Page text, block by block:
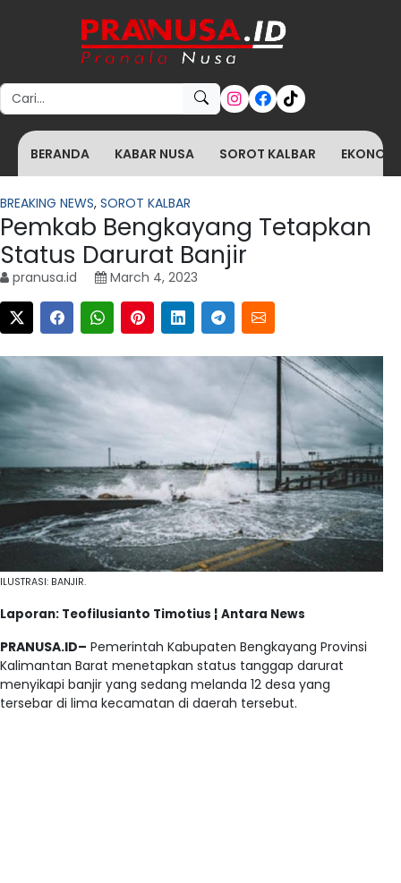
Search for:
BERANDA KABAR NUSA SOROT KALBAR
BREAKING NEWS, SOROT KALBAR
Pemkab Bengkayang Tetapkan
Status Darurat Banjir
pranusa.id March 4, 2023
ILUSTRASI: BANJIR.
Laporan: Teofilusianto Timotius ¦ Antara News
PRANUSA.ID– Pemerintah Kabupaten Bengkayang Provinsi
Kalimantan Barat menetapkan status tanggap darurat
menyikapi banjir yang sedang melanda 12 desa yang
tersebar di lima kecamatan di daerah tersebut.